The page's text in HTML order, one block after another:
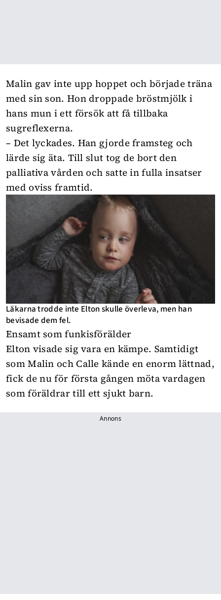
Malin gav inte upp hoppet och började träna
med sin son. Hon droppade bröstmjölk i
hans mun i ett försök att få tillbaka
sugreflexerna.
– Det lyckades. Han gjorde framsteg och
lärde sig äta. Till slut tog de bort den
palliativa vården och satte in fulla insatser
med oviss framtid.
Läkarna trodde inte Elton skulle överleva, men han
bevisade dem fel.
Ensamt som funkisförälder
Elton visade sig vara en kämpe. Samtidigt
som Malin och Calle kände en enorm lättnad,
fick de nu för första gången möta vardagen
som föräldrar till ett sjukt barn.
Annons